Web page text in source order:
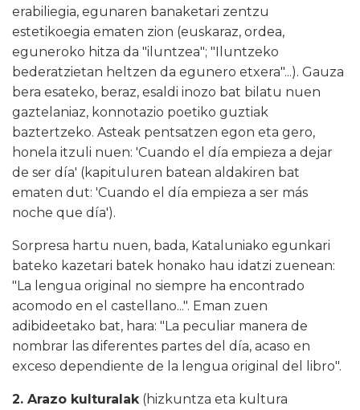
erabiliegia, egunaren banaketari zentzu
estetikoegia ematen zion (euskaraz, ordea,
eguneroko hitza da "iluntzea"; "Iluntzeko
bederatzietan heltzen da egunero etxera"...). Gauza
bera esateko, beraz, esaldi inozo bat bilatu nuen
gaztelaniaz, konnotazio poetiko guztiak
baztertzeko. Asteak pentsatzen egon eta gero,
honela itzuli nuen: 'Cuando el día empieza a dejar
de ser día' (kapituluren batean aldakiren bat
ematen dut: 'Cuando el día empieza a ser más
noche que día').
Sorpresa hartu nuen, bada, Kataluniako egunkari
bateko kazetari batek honako hau idatzi zuenean:
"La lengua original no siempre ha encontrado
acomodo en el castellano...". Eman zuen
adibideetako bat, hara: "La peculiar manera de
nombrar las diferentes partes del día, acaso en
exceso dependiente de la lengua original del libro".
2. Arazo kulturalak(hizkuntza eta kultura